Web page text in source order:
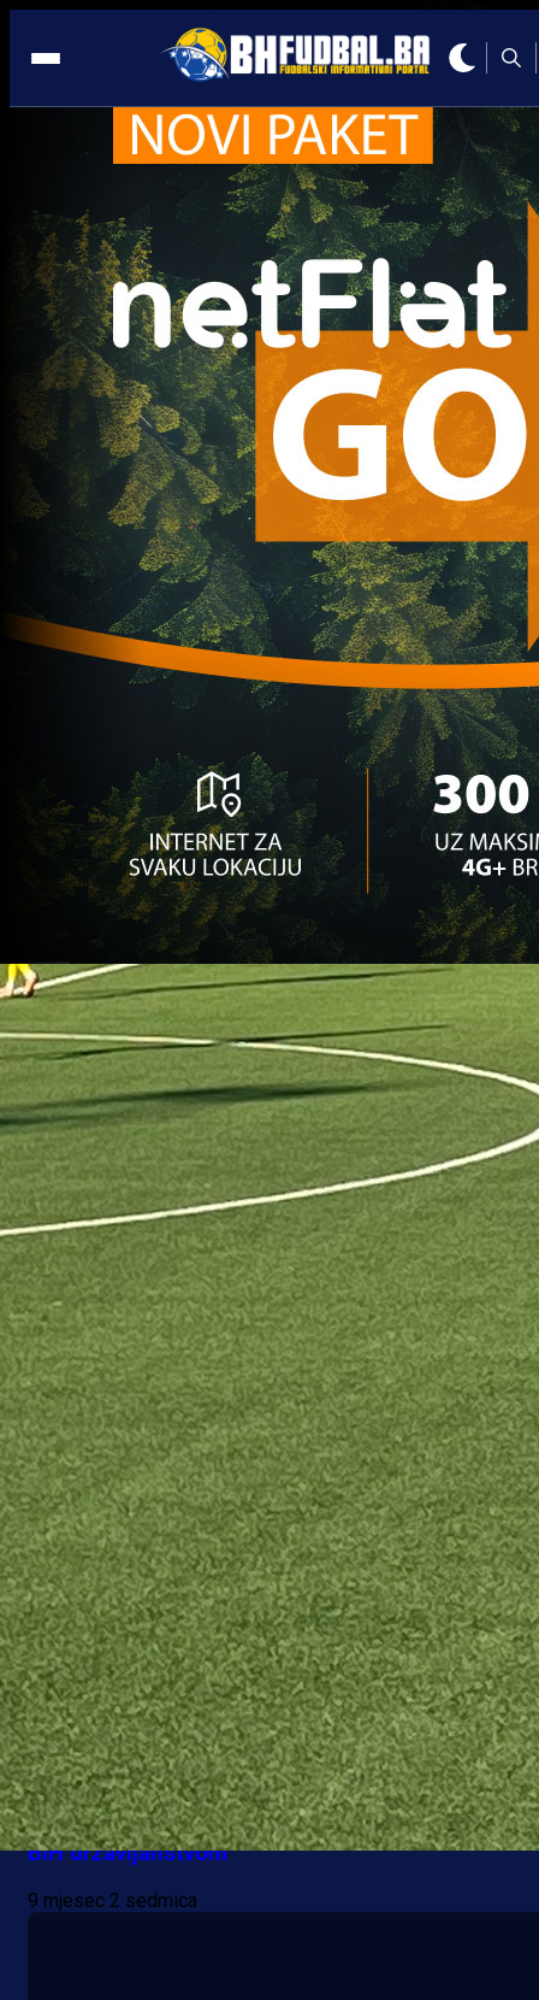
Bh. Talenti
Bh. Talenti
Ajdin Kolašinac briljirao u Kupu Njemačke: Mladi
bh. napadač postigao dva pogotka za Karlsruhe
Bh. Talenti
Mladi golgeter iz dijaspore: Kličić ima 17 i već
nezaustavljiv u napadu!
2 mjesec 4 sedmica
Bh. Talenti
Amar Osmanović: Tiho, ali sigurno, ka vrhu
evropskog nogometa
6 mjesec 1 sedmica
Bh. Talenti
City želi potpisati Mirzu Ćatovića, velikog
BiH državljanstvom
9 mjesec 2 sedmica